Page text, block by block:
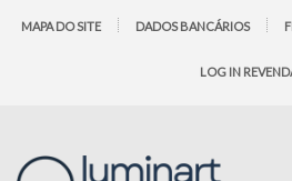
MAPA DO SITE DADOS BANCÁRIOS
LOG IN